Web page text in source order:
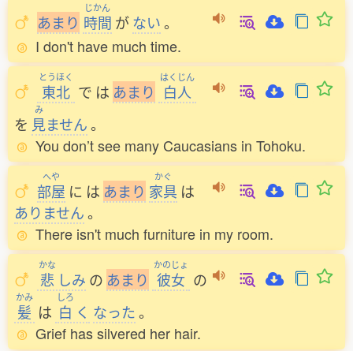
あまり
じかん
時間 がない。
I don't have much time.
とうほく
東北 で は あまり
はくじん
白人
を
み
見ません。
You don’t see many Caucasians in Tohoku.
へや
部屋 に は あまり
かぐ
家具 は
ありません。
There isn't much furniture in my room.
かな
悲 しみ の あまり
かのじょ
彼女 の
かみ
髪 は
しろ
白 く なった。
Grief has silvered her hair.